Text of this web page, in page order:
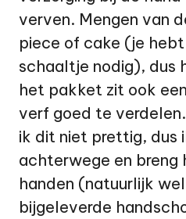
verven. Mengen van
piece of cake (je
schaaltje nodig), dus
het pakket zit ook
verf goed te
ik dit niet prettig, dus
achterwege en breng
handen (natuurlijk
bijgeleverde